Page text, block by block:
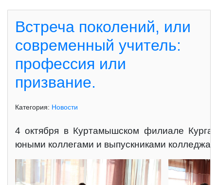
Встреча поколений, или
современный учитель:
профессия или
призвание.
Категория: Новости
4 октября в Куртамышском филиале
юными коллегами и выпускниками колледжа.